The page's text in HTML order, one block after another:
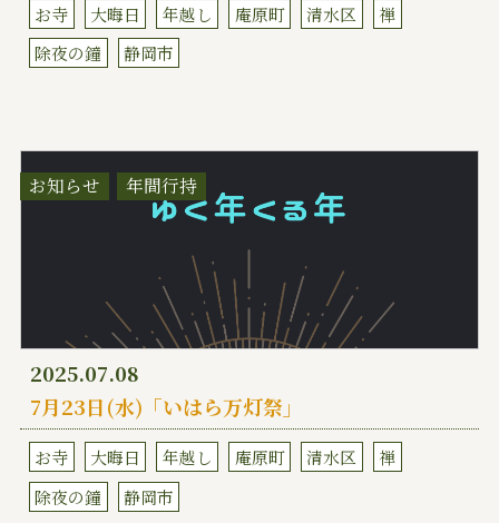
お寺 大晦日 年越し 庵原町 清水区
禅
除夜の鐘
静岡市
お知らせ 年間行持
2025.07.08
7月23日(水)「いはら万灯祭」
お寺 大晦日 年越し 庵原町 清水区
禅
除夜の鐘
静岡市